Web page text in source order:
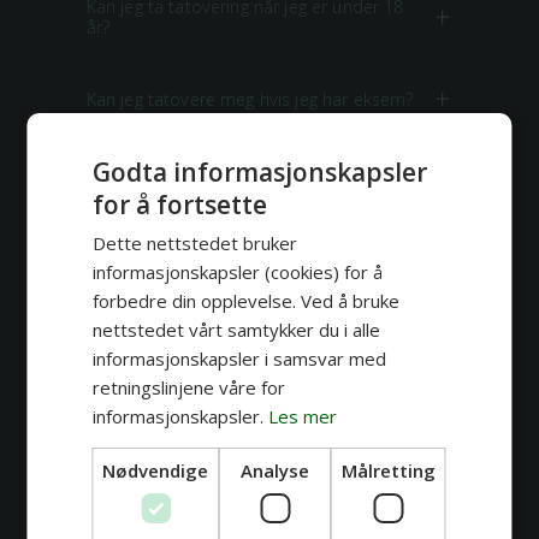
Kan jeg ta tatovering når jeg er under 18
år?
Kan jeg tatovere meg hvis jeg har eksem?
Kan man tatovere seg når man har
diabetes?
Kan gravide og ammende tatovere seg?
Kan man tatovere over arr og
strekkmerker?
Hva hvis jeg blir syk eller får en uforutsett
situasjon?
Hva skjer hvis jeg ikke betaler depositum i
Godta informasjonskapsler
for å fortsette
Dette nettstedet bruker
informasjonskapsler (cookies) for å
forbedre din opplevelse. Ved å bruke
nettstedet vårt samtykker du i alle
informasjonskapsler i samsvar med
retningslinjene våre for
informasjonskapsler. Les mer
Nødvendige Analyse Målretting